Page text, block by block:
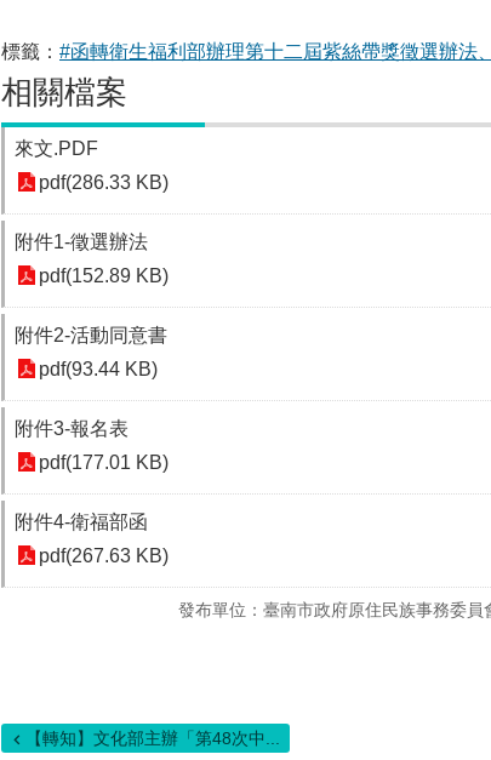
標籤： #函轉衛生福利部辦理第十二屆紫絲帶獎徵選辦法
相關檔案
來文.PDF
pdf(286.33 KB)
附件1-徵選辦法
pdf(152.89 KB)
附件2-活動同意書
pdf(93.44 KB)
附件3-報名表
pdf(177.01 KB)
附件4-衛福部函
pdf(267.63 KB)
發布單位：臺南市政府原住民族事務委員
【轉知】文化部主辦「第48次中...